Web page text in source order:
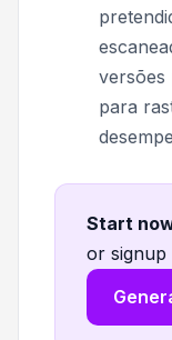
versões
para
Start
or signup